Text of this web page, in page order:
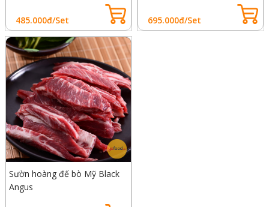
485.000đ/Set 695.000đ/Set
Sườn hoàng đế bò Mỹ Black
Angus